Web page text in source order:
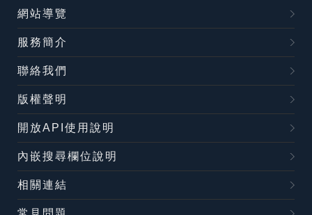
網站導覽
服務簡介
聯絡我們
版權聲明
開放API使用說明
內嵌搜尋欄位說明
相關連結